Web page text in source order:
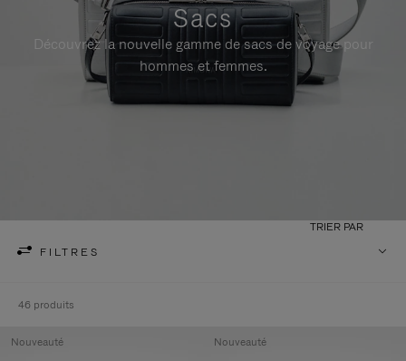
Sacs
Découvrez la nouvelle gamme de sacs de voyage pour
hommes et femmes.
FILTRES
TRIER PAR
46 produits
Nouveauté Nouveauté